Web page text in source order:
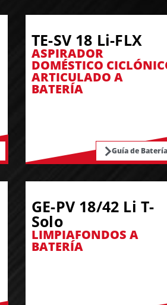
TE-SV 18 Li-FLX
ASPIRADOR
DOMÉSTICO
ARTICULADO A
BATERÍA
Guía de
GE-PV 18/42 Li T-
Solo
LIMPIAFONDOS A
BATERÍA